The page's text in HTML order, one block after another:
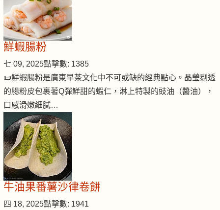
鮮蝦腸粉
七 09, 2025點擊數: 1385
📜鮮蝦腸粉是廣東早茶文化中不可或缺的經典點心。晶瑩剔透
的腸粉皮包裹著Q彈鮮甜的蝦仁，淋上特製的豉油（醬油），
口感滑嫩細膩…
牛油果番薯沙律卷餅
四 18, 2025點擊數: 1941